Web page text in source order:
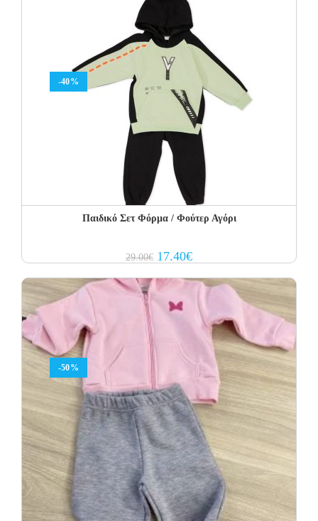
-40%
Παιδικό Σετ Φόρμα / Φούτερ Αγόρι
29.00€ Original
price
29.00€.
17.40€Current
price
17.40€.
-50%